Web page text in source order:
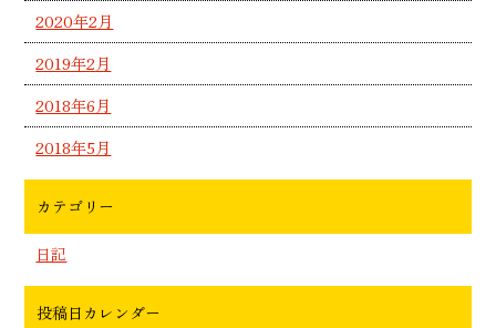
2020年2月
2019年2月
2018年6月
2018年5月
カテゴリー
日記
投稿日カレンダー